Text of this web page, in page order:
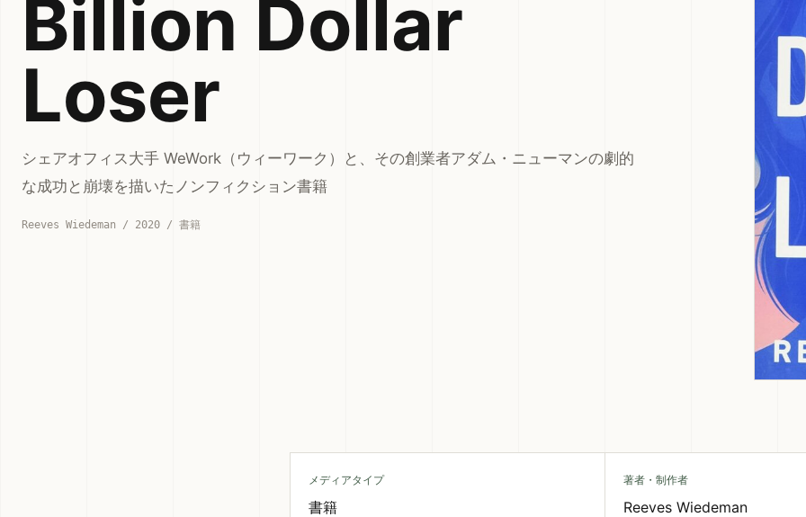
Billion Dollar
Loser
シェアオフィス大手 WeWork（ウィーワーク）と、その創業者アダム・ニューマンの劇的
な成功と崩壊を描いたノンフィクション書籍
Reeves Wiedeman / 2020 / 書籍
メディアタイプ
書籍
著者・制作者
Reeves Wiedeman